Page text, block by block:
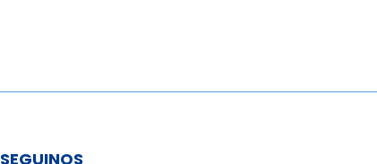
SEGUINOS